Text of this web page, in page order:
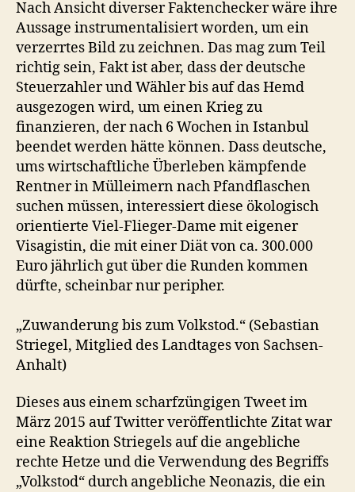
Nach Ansicht diverser Faktenchecker wäre ihre
Aussage instrumentalisiert worden, um ein
verzerrtes Bild zu zeichnen. Das mag zum Teil
richtig sein, Fakt ist aber, dass der deutsche
Steuerzahler und Wähler bis auf das Hemd
ausgezogen wird, um einen Krieg zu
finanzieren, der nach 6 Wochen in Istanbul
beendet werden hätte können. Dass deutsche,
ums wirtschaftliche Überleben kämpfende
Rentner in Mülleimern nach Pfandflaschen
suchen müssen, interessiert diese ökologisch
orientierte Viel-Flieger-Dame mit eigener
Visagistin, die mit einer Diät von ca. 300.000
Euro jährlich gut über die Runden kommen
dürfte, scheinbar nur peripher.
„Zuwanderung bis zum Volkstod.“ (Sebastian
Striegel, Mitglied des Landtages von Sachsen-
Anhalt)
Dieses aus einem scharfzüngigen Tweet im
März 2015 auf Twitter veröffentlichte Zitat war
eine Reaktion Striegels auf die angebliche
rechte Hetze und die Verwendung des Begriffs
„Volkstod“ durch angebliche Neonazis, die ein